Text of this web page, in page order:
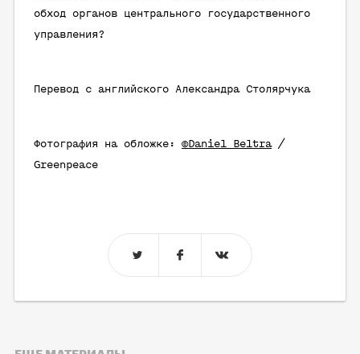
обход органов центрального государственного
управления?
Перевод с английского Александра Столярчука
Фотография на обложке: ©Daniel Beltra/
Greenpeace